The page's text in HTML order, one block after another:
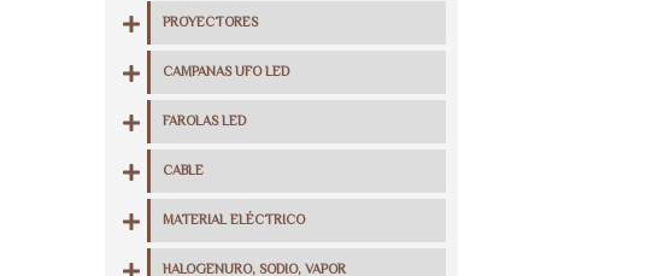
PROYECTORES
CAMPANAS UFO LED
FAROLAS LED
CABLE
MATERIAL ELÉCTRICO
HALOGENURO, SODIO, VAPOR